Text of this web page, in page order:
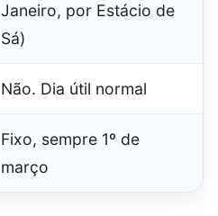
Janeiro, por Estácio de
Sá)
Não. Dia útil normal
Fixo, sempre 1º de
março